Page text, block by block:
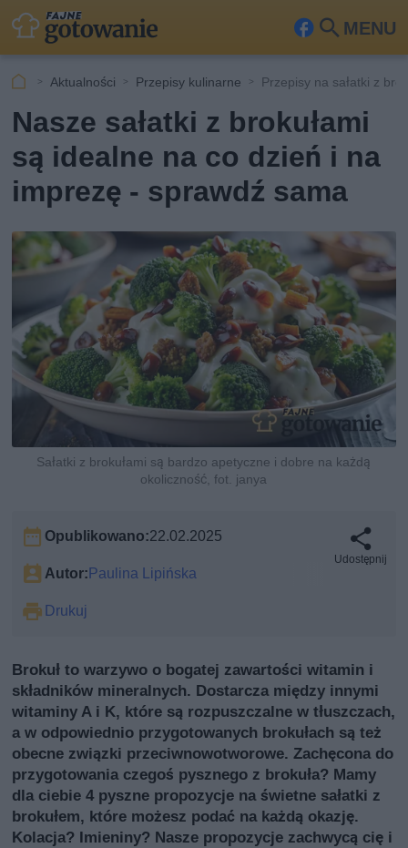
MENU
Fa
ook
Szu
Aktualności Przepisy kulinarne Przepisy na sałatki z
Nasze sałatki z brokułami
są idealne na co dzień i na
imprezę - sprawdź sama
Sałatki z brokułami są bardzo apetyczne i dobre na każdą
okoliczność, fot. janya
Opublikowano:22.02.2025
Autor:Paulina Lipińska
Drukuj
Udostępnij
Brokuł to warzywo o bogatej zawartości witamin i
składników mineralnych. Dostarcza między innymi
witaminy A i K, które są rozpuszczalne w tłuszczach,
a w odpowiednio przygotowanych brokułach są też
obecne związki przeciwnowotworowe. Zachęcona do
przygotowania czegoś pysznego z brokuła? Mamy
dla ciebie 4 pyszne propozycje na świetne sałatki z
brokułem, które możesz podać na każdą okazję.
Kolacja? Imieniny? Nasze propozycje zachwycą cię i